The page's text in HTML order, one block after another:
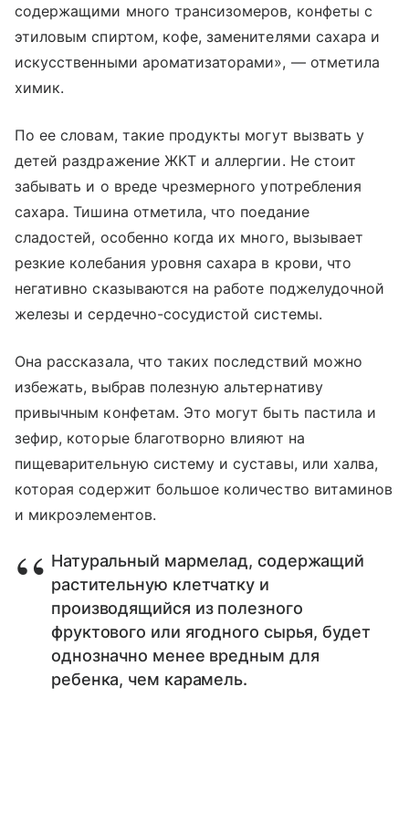
содержащими много трансизомеров, конфеты с
этиловым спиртом, кофе, заменителями сахара и
искусственными ароматизаторами», — отметила
химик.
По ее словам, такие продукты могут вызвать у
детей раздражение ЖКТ и аллергии. Не стоит
забывать и о вреде чрезмерного употребления
сахара. Тишина отметила, что поедание
сладостей, особенно когда их много, вызывает
резкие колебания уровня сахара в крови, что
негативно сказываются на работе поджелудочной
железы и сердечно-сосудистой системы.
Она рассказала, что таких последствий можно
избежать, выбрав полезную альтернативу
привычным конфетам. Это могут быть пастила и
зефир, которые благотворно влияют на
пищеварительную систему и суставы, или халва,
которая содержит большое количество витаминов
и микроэлементов.
Натуральный мармелад, содержащий
растительную клетчатку и
производящийся из полезного
фруктового или ягодного сырья, будет
однозначно менее вредным для
ребенка, чем карамель.